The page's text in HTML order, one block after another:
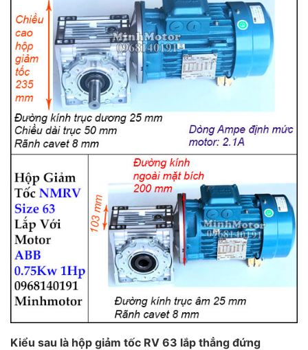
Kiểu sau là hộp giảm tốc RV 63 lắp thẳng đứng